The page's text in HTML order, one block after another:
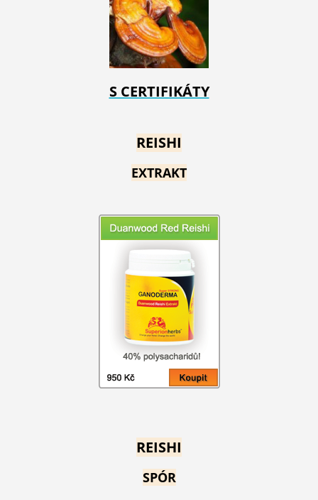
S CERTIFIKÁTY
REISHI
EXTRAKT
REISHI
SPÓR